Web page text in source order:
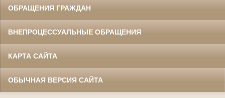
ОБРАЩЕНИЯ ГРАЖДАН
ВНЕПРОЦЕССУАЛЬНЫЕ ОБРАЩЕНИЯ
КАРТА САЙТА
ОБЫЧНАЯ ВЕРСИЯ САЙТА